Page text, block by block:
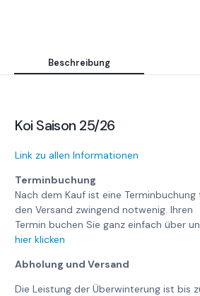
Beschreibung
Koi Saison 25/26
Link zu allen Informationen
Terminbuchung
Nach dem Kauf ist eine
den Versand zwingend notwenig. Ihren
Termin buchen Sie ganz einfach über
hier klicken
Abholung und Versand
Die Leistung der Überwinterung ist bis